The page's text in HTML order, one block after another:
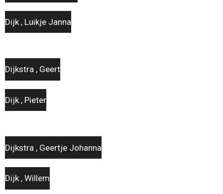
Dijk , Luikje Janna
Dijkstra , Geert
Dijk , Pieter
Dijkstra , Geertje Johanna
Dijk , Willem